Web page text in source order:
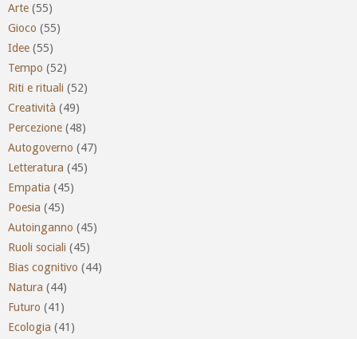
Arte (55)
Gioco (55)
Idee (55)
Tempo (52)
Riti e rituali (52)
Creatività (49)
Percezione (48)
Autogoverno (47)
Letteratura (45)
Empatia (45)
Poesia (45)
Autoinganno (45)
Ruoli sociali (45)
Bias cognitivo (44)
Natura (44)
Futuro (41)
Ecologia (41)